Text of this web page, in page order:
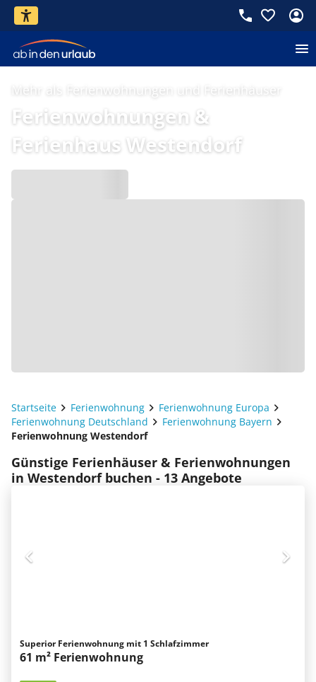
Mehr als Ferienwohnungen und Ferienhäuser
Ferienwohnungen &
Ferienhaus Westendorf
Startseite Ferienwohnung
Ferienwohnung Europa
Ferienwohnung Deutschland
Ferienwohnung Bayern
Ferienwohnung Westendorf
Günstige Ferienhäuser & Ferienwohnungen
in Westendorf buchen - 13 Angebote
Superior Ferienwohnung mit 1 Schlafzimmer
61 m² Ferienwohnung